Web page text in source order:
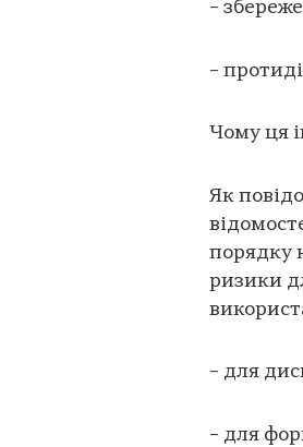
–
–
Чому ця
Як
порядку
ризики
– для
– для